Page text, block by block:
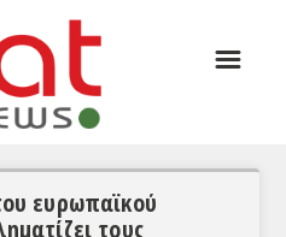
☰
ευρωπαϊκού
τους